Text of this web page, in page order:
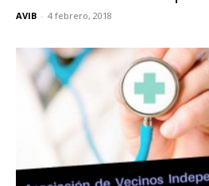
AVIB - 4 febrero, 2018